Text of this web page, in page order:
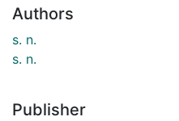
Authors
s. n.
s. n.
Publisher